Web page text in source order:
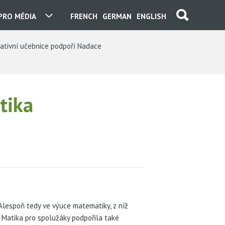
ENGLISH
GERMAN
FRENCH
MÉDIA
učebnice podpoří Nadace
tedy ve výuce matematiky, z níž
pro spolužáky podpořila také